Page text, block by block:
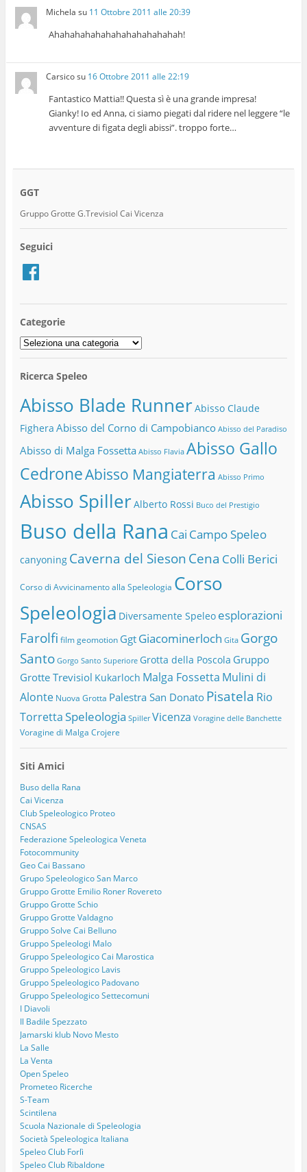
Michela su 11 Ottobre 2011 alle 20:39
Ahahahahahahahahahahahahah!
Carsicosu 16 Ottobre 2011 alle 22:19
Fantastico Mattia!! Questa sì è una grande impresa!
Gianky! Io ed Anna, ci siamo piegati dal ridere nel leggere “le
avventure di figata degli abissi”. troppo forte…
GGT
Gruppo Grotte G.Trevisiol Cai Vicenza
Seguici
Facebook
Categorie
Categorie
Ricerca Speleo
Abisso Blade RunnerAbisso Claude
Fighera Abisso del Corno di Campobianco Abisso del Paradiso
Abisso di Malga Fossetta Abisso Flavia Abisso Gallo
CedroneAbisso Mangiaterra Abisso Primo
Abisso SpillerAlberto Rossi Buco del Prestigio
Buso della Rana Cai Campo Speleo
canyoning Caverna del Sieson Cena Colli Berici
Corso di Avvicinamento alla Speleologia Corso
Speleologia Diversamente Speleo esplorazioni
Farolfi film geomotion Ggt Giacominerloch Gita Gorgo
Santo Gorgo Santo Superiore Grotta della Poscola Gruppo
Grotte Trevisiol Kukarloch Malga Fossetta Mulini di
Alonte Nuova Grotta Palestra San Donato Pisatela Rio
TorrettaSpeleologia Spiller Vicenza Voragine delle Banchette
Voragine di Malga Crojere
Siti Amici
Buso della Rana
Cai Vicenza
Club Speleologico Proteo
CNSAS
Federazione Speleologica Veneta
Fotocommunity
Geo Cai Bassano
Grupo Speleologico San Marco
Gruppo Grotte Emilio Roner Rovereto
Gruppo Grotte Schio
Gruppo Grotte Valdagno
Gruppo Solve Cai Belluno
Gruppo Speleologi Malo
Gruppo Speleologico Cai Marostica
Gruppo Speleologico Lavis
Gruppo Speleologico Padovano
Gruppo Speleologico Settecomuni
I Diavoli
Il Badile Spezzato
Jamarski klub Novo Mesto
La Salle
La Venta
Open Speleo
Prometeo Ricerche
S-Team
Scintilena
Scuola Nazionale di Speleologia
Società Speleologica Italiana
Speleo Club Forlì
Speleo Club Ribaldone